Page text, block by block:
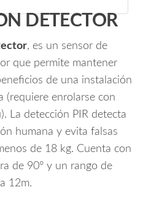
DETECTOR
, es un sensor de
que permite mantener
de una instalación
(requiere enrolarse con
La detección PIR detecta
humana y evita falsas
de 18 kg. Cuenta con
de 90° y un rango de
12m.